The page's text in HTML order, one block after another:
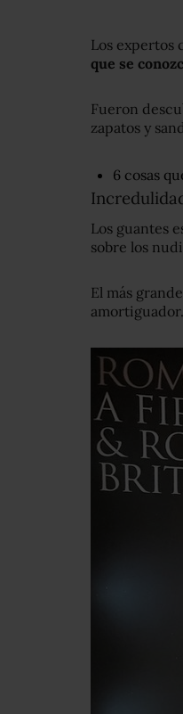
Los expertos
que se
Fueron
zapatos y
6 cosas
Los guantes
sobre los
El más
amortiguador.